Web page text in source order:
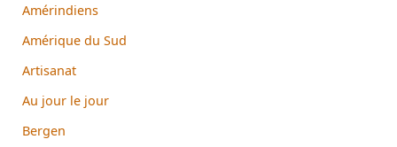
Amérindiens
Amérique du Sud
Artisanat
Au jour le jour
Bergen